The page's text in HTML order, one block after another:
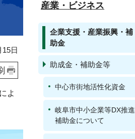
日
よ
産業・ビジネス
企業支援・産業振興・補
助金
助成金・補助金等
中心市街地活性化資金
岐阜市中小企業等DX推進
補助金について